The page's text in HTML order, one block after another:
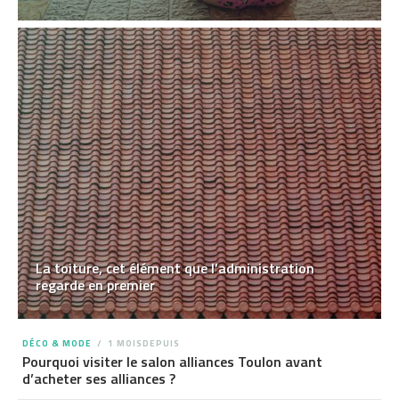
La toiture, cet élément que l’administration
regarde en premier
DÉCO & MODE 1 MOISDEPUIS
Pourquoi visiter le salon alliances Toulon avant
d’acheter ses alliances ?